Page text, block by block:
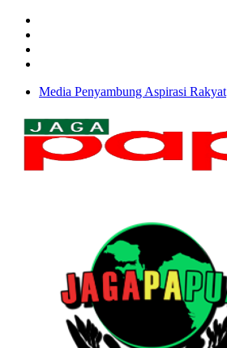
Media Penyambung Aspirasi Rakyat